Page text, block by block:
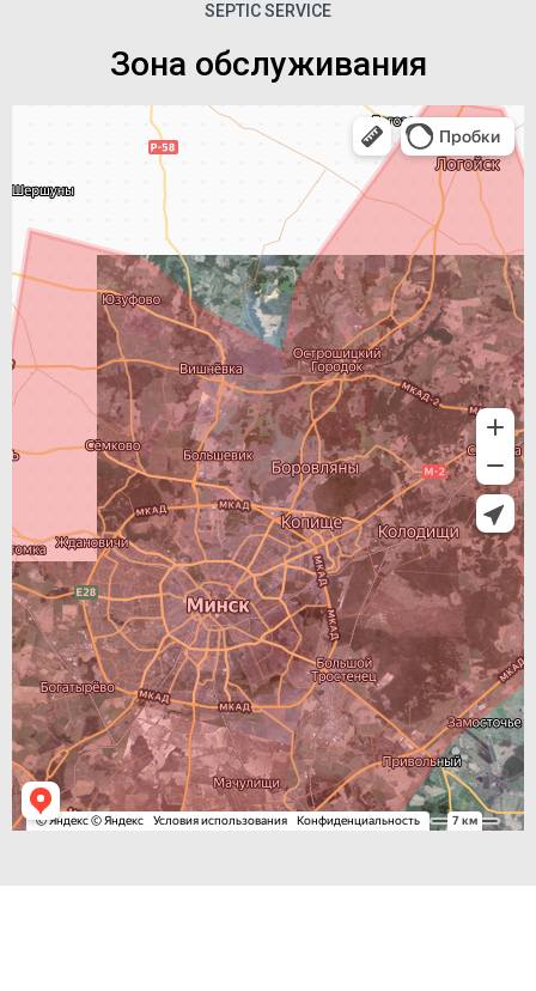
SEPTIC SERVICE
Зона обслуживания